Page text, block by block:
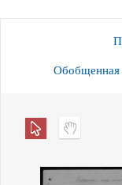
Обобщенная